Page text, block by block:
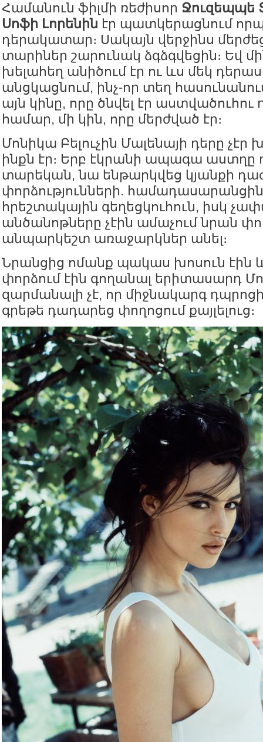
Համանուն ֆիլմի ռեժիսոր Ջուզեպպե
Սոֆի Լորենին էր պատկերացնում
դերակատար։ Սակայն վերջինս
տարիներ շարունակ ձգձգվեցին։ Եվ
խելահեղ անիծում էր ու ևս մեկ
անցկացնում, ինչ-որ տեղ
այն կինը, որը ծնվել էր
համար, մի կին, որը մերժված էր։
Մոնիկա Բելուչին Մալենայի դերը չէր
ինքն էր։ Երբ էկրանի ապագա աստղը
տարեկան, նա ենթարկվեց կյանքի
փորձությունների.
հրեշտակային գեղեցկուհուն, իսկ
անծանոթները չէին ամաչում նրան
անպարկեշտ առաջարկներ անել։
Նրանցից ոմանք պակաս խոսուն
փորձում էին գողանալ երիտասարդ
զարմանալի չէ, որ միջնակարգ
գրեթե դադարեց փողոցում քայլելուց։